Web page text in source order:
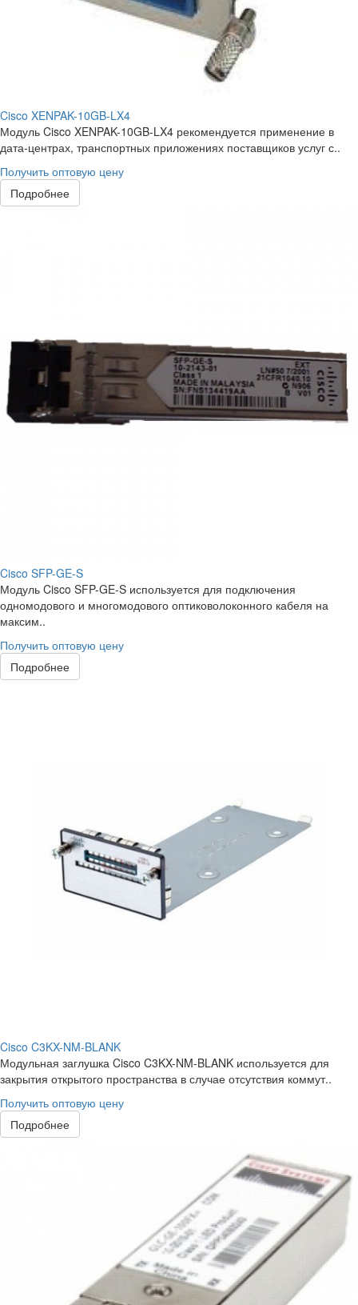
Cisco XENPAK-10GB-LX4
Модуль Cisco XENPAK-10GB-LX4 рекомендуется применение в
дата-центрах, транспортных приложениях поставщиков услуг с..
Получить оптовую цену
Подробнее
Cisco SFP-GE-S
Модуль Cisco SFP-GE-S используется для подключения
одномодового и многомодового оптиковолоконного кабеля на
максим..
Получить оптовую цену
Подробнее
Cisco C3KX-NM-BLANK
Модульная заглушка Cisco C3KX-NM-BLANK используется для
закрытия открытого пространства в случае отсутствия коммут..
Получить оптовую цену
Подробнее